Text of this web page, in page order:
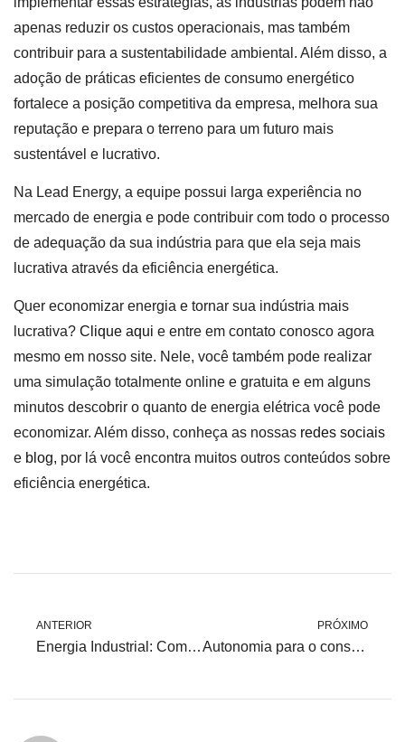
apenas reduzir os custos operacionais, mas também
contribuir para a sustentabilidade ambiental. Além disso, a
adoção de práticas eficientes de consumo energético
fortalece a posição competitiva da empresa, melhora sua
reputação e prepara o terreno para um futuro mais
sustentável e lucrativo.
Na Lead Energy, a equipe possui larga experiência no
mercado de energia e pode contribuir com todo o processo
de adequação da sua indústria para que ela seja mais
lucrativa através da eficiência energética.
Quer economizar energia e tornar sua indústria mais
lucrativa? Clique aqui e entre em contato conosco agora
mesmo em nosso site. Nele, você também pode realizar
uma simulação totalmente online e gratuita e em alguns
minutos descobrir o quanto de energia elétrica você pode
economizar. Além disso, conheça as nossas redes sociais
e blog, por lá você encontra muitos outros conteúdos sobre
eficiência energética.
ANTERIOR
Energia Industrial: Como otimizar a eficiência energética nos processos industriais?
PRÓXIMO
Autonomia para o consumidor no gerenciamento da conta de luz